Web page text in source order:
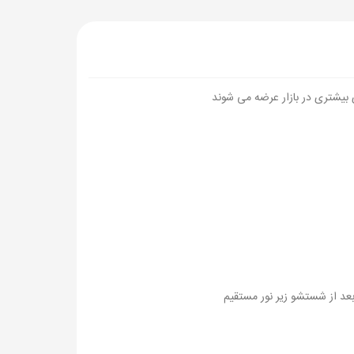
در بازار عرضه می شوند
از شستشو زیر نور مستقیم